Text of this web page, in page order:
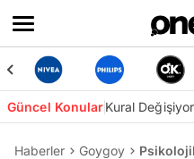
Güncel KonularKural Değişiyor
Haberler Goygoy